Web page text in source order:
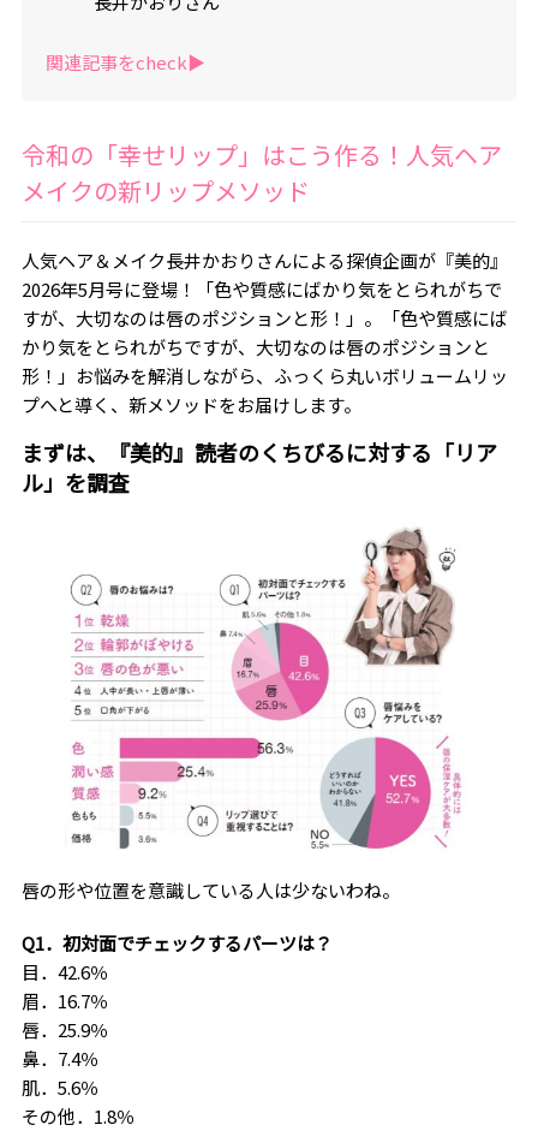
関連記事をcheck▶︎
令和の「幸せリップ」はこう作る！人気ヘア
メイクの新リップメソッド
人気ヘア＆メイク長井かおりさんによる探偵企画が『美的』
2026年5月号に登場！「色や質感にばかり気をとられがちで
すが、大切なのは唇のポジションと形！」。「色や質感にば
かり気をとられがちですが、大切なのは唇のポジションと
形！」お悩みを解消しながら、ふっくら丸いボリュームリッ
プへと導く、新メソッドをお届けします。
まずは、『美的』読者のくちびるに対する「リア
ル」を調査
唇の形や位置を意識している人は少ないわね。
Q1．初対面でチェックするパーツは？
目．42.6％
眉．16.7％
唇．25.9％
鼻．7.4％
肌．5.6％
その他．1.8％